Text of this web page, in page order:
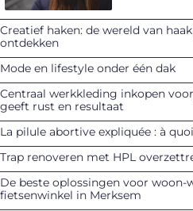
Creatief haken: de wereld van
ontdekken
Mode en lifestyle onder één dak
Centraal werkkleding inkopen
geeft rust en resultaat
La pilule abortive expliquée : à
Trap renoveren met HPL
De beste oplossingen voor woon-
fietsenwinkel in Merksem